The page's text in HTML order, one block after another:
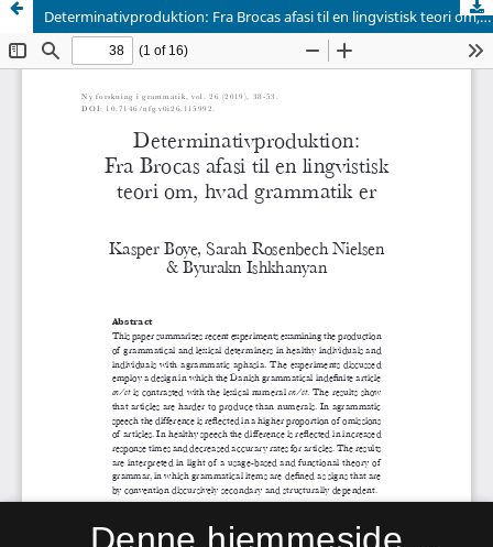
Determinativproduktion: Fra Brocas afasi til en lingvistisk teori om, hvad grammatik er